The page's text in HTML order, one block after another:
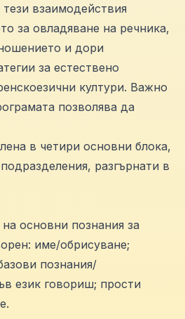
взаимодействия
за овладяване на речника,
и дори
за естествено
култури. Важно
позволява да
в четири основни блока,
разгърнати в
на основни познания за
име/обрисуване;
познания/
език говориш; прости